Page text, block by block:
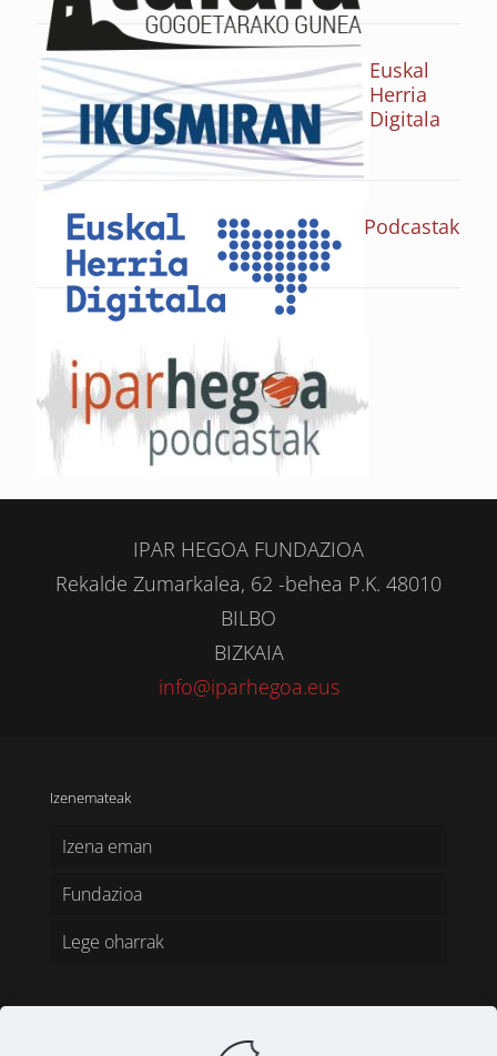
Euskal
Herria
Digitala
Podcastak
IPAR HEGOA FUNDAZIOA
Rekalde Zumarkalea, 62 -behea P.K. 48010
BILBO
BIZKAIA
info@iparhegoa.eus
Izenemateak
Izena eman
Fundazioa
Lege oharrak